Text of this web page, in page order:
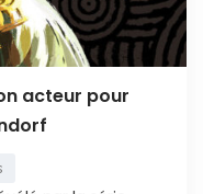
acteur pour